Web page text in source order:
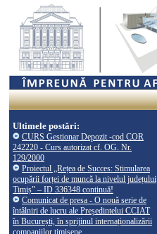
Ultimele postări:
CURS Gestionar Depozit -cod COR
242220 - Curs autorizat cf. OG. Nr.
129/2000
Proiectul „Rețea de Succes: Stimularea
ocupării forței de muncă la nivelul județului
Timiș” – ID 336348 continuă!
Comunicat de presa - O nouă serie de
întâlniri de lucru ale Președintelui CCIAT
în București, în sprijinul internaționalizării
companiilor timișene